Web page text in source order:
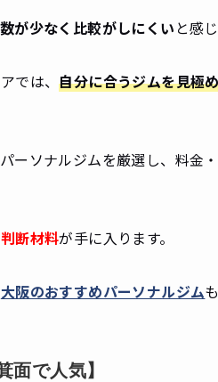
が少なく比較がしにくい と感
では、自分に合うジムを見極
ーソナルジムを厳選し、料金
断材料が手に入ります。
大阪のおすすめパーソナルジム
面で人気】